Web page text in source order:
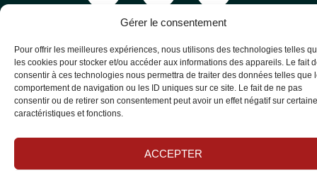
Gérer le consentement
Pour offrir les meilleures expériences, nous utilisons des technologies telles
les cookies pour stocker et/ou accéder aux informations des appareils. Le fait
consentir à ces technologies nous permettra de traiter des données telles que
comportement de navigation ou les ID uniques sur ce site. Le fait de ne pas
consentir ou de retirer son consentement peut avoir un effet négatif sur
caractéristiques et fonctions.
ACCEPTER